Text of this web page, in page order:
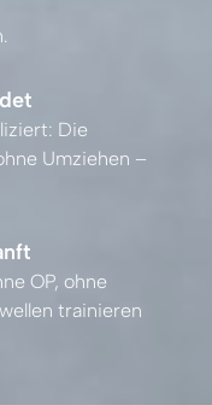
Umziehen
OP,